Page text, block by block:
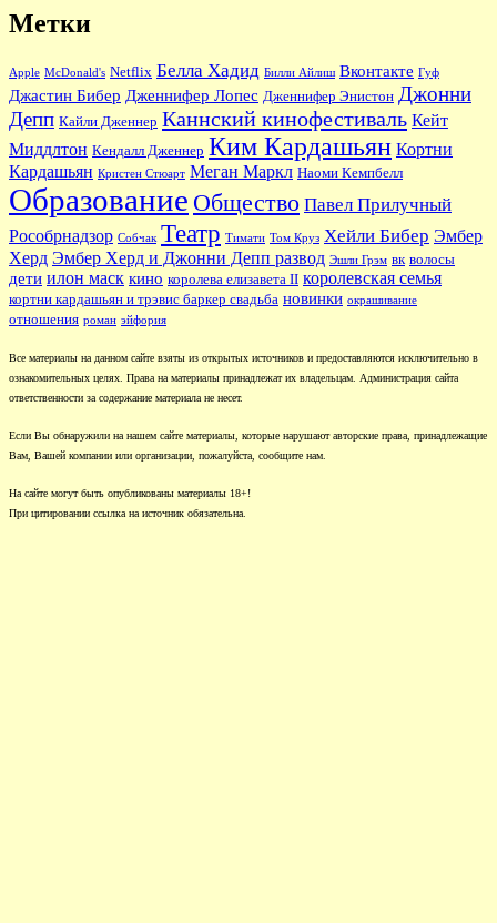
Метки
Apple McDonald's Netflix Белла Хадид Билли Айлиш Вконтакте Гуф
Джастин Бибер Дженнифер Лопес Дженнифер Энистон Джонни
Депп Кайли Дженнер Каннский кинофестиваль Кейт
Миддлтон Кендалл Дженнер Ким Кардашьян Кортни
Кардашьян Кристен Стюарт Меган Маркл Наоми Кемпбелл
Образование Общество Павел Прилучный
Рособрнадзор Собчак Театр Тимати Том Круз Хейли Бибер Эмбер
Херд Эмбер Херд и Джонни Депп развод Эшли Грэм вк волосы
дети илон маск кино королева елизавета II королевская семья
кортни кардашьян и трэвис баркер свадьба новинки окрашивание
отношения роман эйфория
Все материалы на данном сайте взяты из открытых источников и предоставляются исключительно в
ознакомительных целях. Права на материалы принадлежат их владельцам. Администрация сайта
ответственности за содержание материала не несет.
Если Вы обнаружили на нашем сайте материалы, которые нарушают авторские права, принадлежащие
Вам, Вашей компании или организации, пожалуйста, сообщите нам.
На сайте могут быть опубликованы материалы 18+!
При цитировании ссылка на источник обязательна.